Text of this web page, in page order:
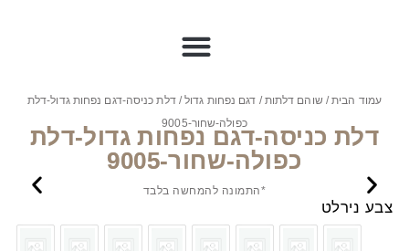
עמוד הבית/שוהם דלתות/ דגם נפחות גדול/ דלת כניסה-דגם נפחות גדול-דלת
כפולה-שחור-9005
דלת כניסה-דגם נפחות גדול-דלת
כפולה-שחור-9005
*התמונה להמחשה בלבד
צבע נירלט